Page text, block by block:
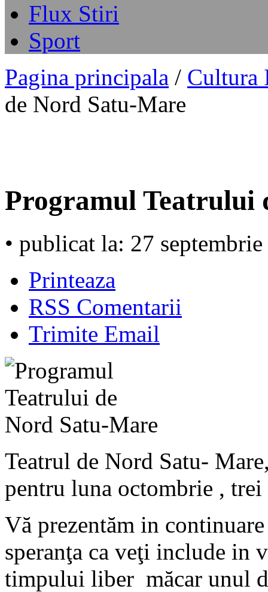
Flux Stiri
Sport
Pagina principala / Cultura
de Nord Satu-Mare
Programul Teatrului
• publicat la: 27
Printeaza
RSS Comentarii
Trimite Email
Teatrul de Nord Satu-
pentru luna octombrie , trei
Vă prezentăm in
speranţa ca veţi include in
timpului liber măcar unul